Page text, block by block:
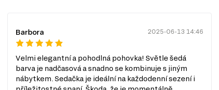
Barbora 2025-06-13 14:46
Velmi elegantní a pohodlná pohovka! Světle šedá
barva je nadčasová a snadno se kombinuje s jiným
nábytkem. Sedačka je ideální na každodenní sezení i